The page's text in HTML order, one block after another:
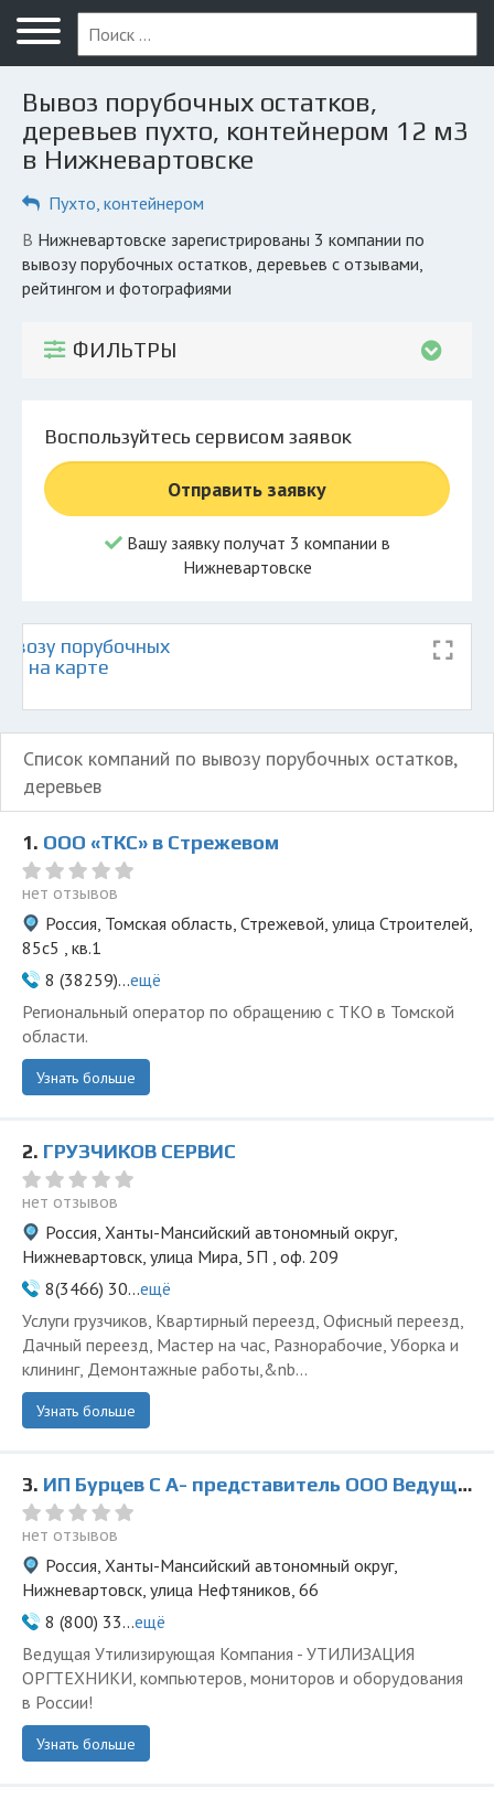
Меню
Главная
Вопрос юристу
Нижневартовск
ПОЛЬЗОВАТЕЛЯМ
Компании
Экоблог
Личный кабинет
Вывоз порубочных остатков,
деревьев пухто, контейнером 12 м3
в Нижневартовске
Пухто, контейнером
в Нижневартовске зарегистрированы 3 компании по
вывозу порубочных остатков, деревьев с отзывами,
рейтингом и фотографиями
ФИЛЬТРЫ
Воспользуйтесь сервисом заявок
Отправить заявку
Вашу заявку получат 3 компании в
Нижневартовске
порубочных
на карте
Список компаний по вывозу порубочных остатков,
деревьев
1. ООО «ТКС» в Стрежевом
нет отзывов
Россия, Томская область, Стрежевой, улица Строителей,
85с5 , кв.1
8 (38259)...ещё
Региональный оператор по обращению с ТКО в Томской
области.
Узнать больше
2. ГРУЗЧИКОВ СЕРВИС
нет отзывов
Россия, Ханты-Мансийский автономный округ,
Нижневартовск, улица Мира, 5П , оф. 209
8(3466) 30...ещё
Услуги грузчиков, Квартирный переезд, Офисный переезд,
Дачный переезд, Мастер на час, Разнорабочие, Уборка и
клининг, Демонтажные работы,&nb...
Узнать больше
3. ИП Бурцев С А- представитель ООО Ведущая Утилизирующая Компания
нет отзывов
Россия, Ханты-Мансийский автономный округ,
Нижневартовск, улица Нефтяников, 66
8 (800) 33...ещё
Ведущая Утилизирующая Компания - УТИЛИЗАЦИЯ
ОРГТЕХНИКИ, компьютеров, мониторов и оборудования
в России!
Узнать больше